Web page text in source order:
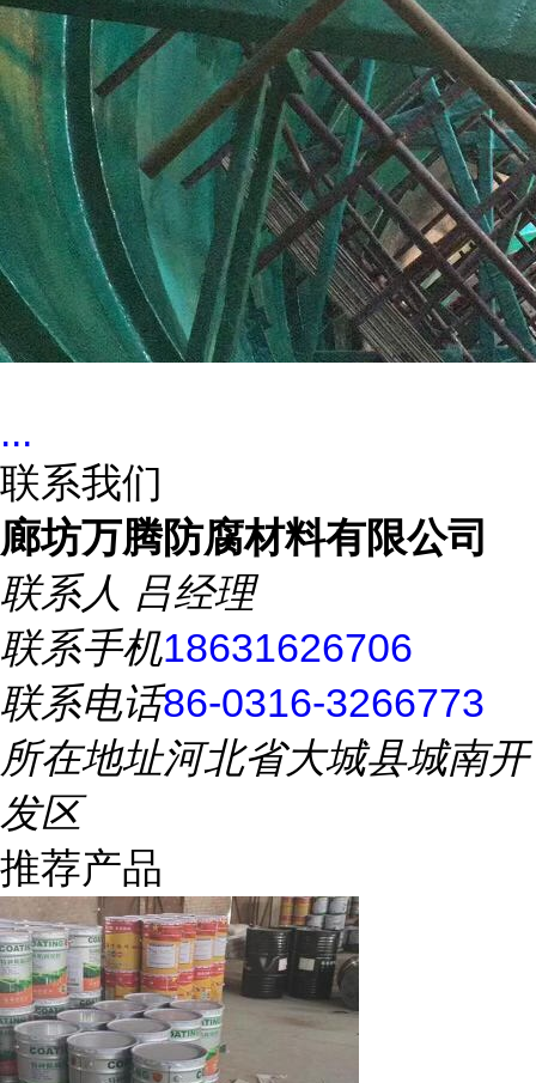
...
联系我们
廊坊万腾防腐材料有限公司
联系人 吕经理
联系手机18631626706
联系电话86-0316-3266773
所在地址河北省大城县城南开
发区
推荐产品